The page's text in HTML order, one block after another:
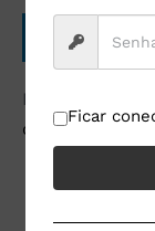
Este site
como seus
Ficar